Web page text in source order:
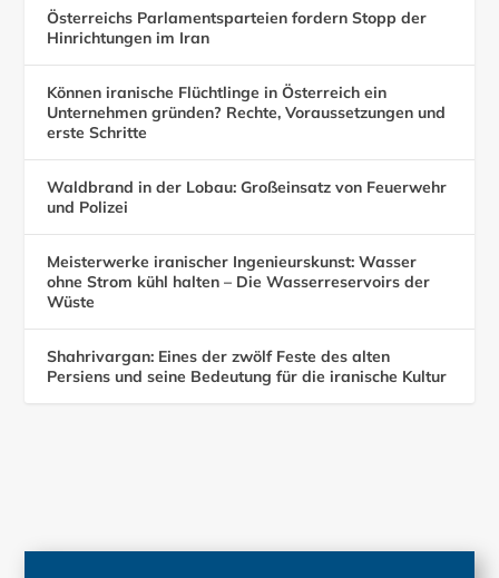
Österreichs Parlamentsparteien fordern Stopp der
Hinrichtungen im Iran
Können iranische Flüchtlinge in Österreich ein
Unternehmen gründen? Rechte, Voraussetzungen und
erste Schritte
Waldbrand in der Lobau: Großeinsatz von Feuerwehr
und Polizei
Meisterwerke iranischer Ingenieurskunst: Wasser
ohne Strom kühl halten – Die Wasserreservoirs der
Wüste
Shahrivargan: Eines der zwölf Feste des alten
Persiens und seine Bedeutung für die iranische Kultur